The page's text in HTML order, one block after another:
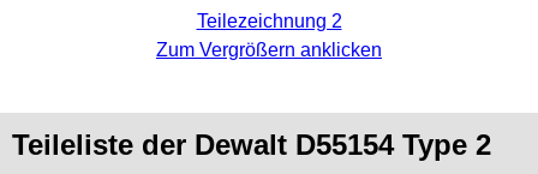
Teilezeichnung 2
Zum Vergrößern anklicken
Teileliste der Dewalt D55154 Type 2